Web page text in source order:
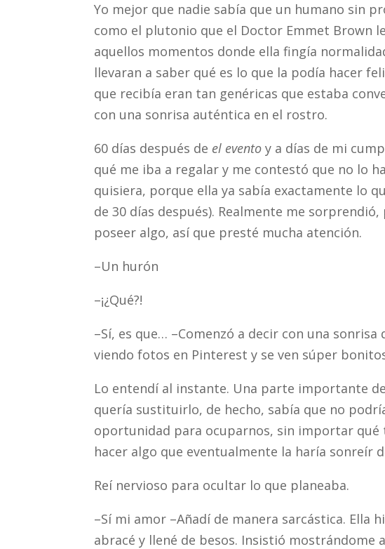
Yo mejor que nadie sabía que un humano sin
como el plutonio que el Doctor Emmet Brown
aquellos momentos donde ella fingía
llevaran a saber qué es lo que la podía hacer
que recibía eran tan genéricas que estaba
con una sonrisa auténtica en el rostro.
60 días después de el evento y a días de mi
qué me iba a regalar y me contestó que no lo
quisiera, porque ella ya sabía exactamente lo
de 30 días después). Realmente me
poseer algo, así que presté mucha atención.
–Un hurón
–¡¿Qué?!
–Sí, es que… –Comenzó a decir con una
viendo fotos en Pinterest y se ven súper
Lo entendí al instante. Una parte importante
quería sustituirlo, de hecho, sabía que no
oportunidad para ocuparnos, sin importar qué
hacer algo que eventualmente la haría sonreír
Reí nervioso para ocultar lo que planeaba.
–Sí mi amor ­–Añadí de manera sarcástica.
abracé y llené de besos. Insistió mostrándome